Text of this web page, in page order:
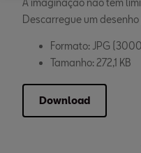
A imaginação não tem
Descarregue um
Formato: JPG
Tamanho: 272,1 KB
Download